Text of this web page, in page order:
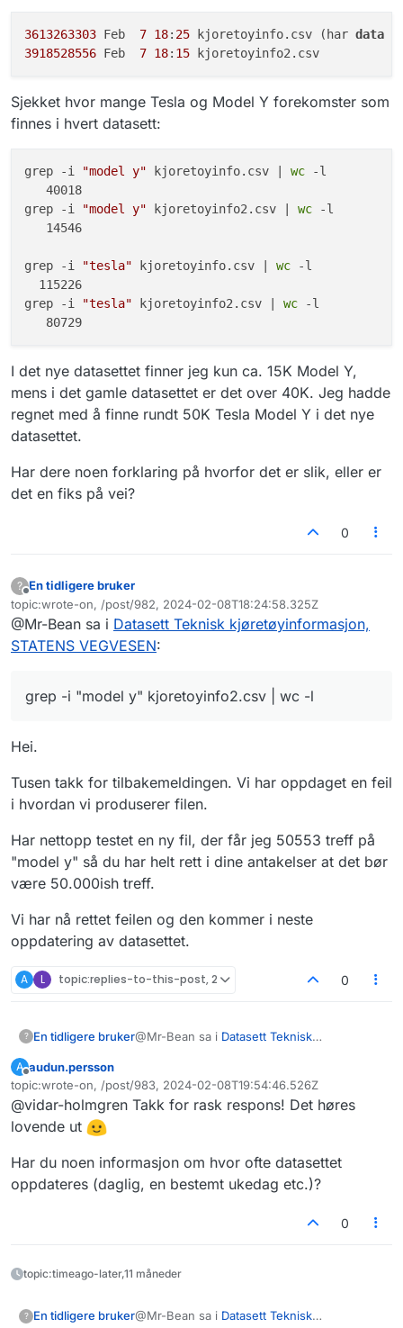
3613263303 Feb 7 18: 25 kjoretoyinfo.csv (har data
3918528556 Feb 7 18: 15
Sjekket hvor mange Tesla og Model Y forekomster som
finnes i hvert datasett:
grep -i "model y" kjoretoyinfo.csv | wc -l
   40018
grep -i
"model y" kjoretoyinfo2.csv | wc -l
   14546
grep -i "tesla" kjoretoyinfo.csv | wc -l
  115226
grep -i
"tesla" kjoretoyinfo2.csv | wc -l
I det nye datasettet finner jeg kun ca. 15K Model Y,
mens i det gamle datasettet er det over 40K. Jeg hadde
regnet med å finne rundt 50K Tesla Model Y i det nye
datasettet.
Har dere noen forklaring på hvorfor det er slik, eller er
det en fiks på vei?
0
?
Frakoblet
En tidligere bruker
topic:wrote-on, /post/982, 2024-02-08T18:24:58.325Z
Sist endret av
@Mr-Bean sa i Datasett Teknisk kjøretøyinformasjon,
STATENS VEGVESEN:
grep -i "model y" kjoretoyinfo2.csv | wc -l
Hei.
Tusen takk for tilbakemeldingen. Vi har oppdaget en feil
i hvordan vi produserer filen.
Har nettopp testet en ny fil, der får jeg 50553 treff på
"model y" så du har helt rett i dine antakelser at det bør
være 50.000ish treff.
Vi har nå rettet feilen og den kommer i neste
oppdatering av datasettet.
A L topic:replies-to-this-post, 2 0
? En tidligere bruker@Mr-Bean sa i Datasett Teknisk
grep -i "model y" kjoretoyinfo2.csv |
wc -l
oppdaget en feil i hvordan vi produserer
filen.
Har nettopp testet en ny fil, der får jeg
dine antakelser at det bør være 50.000ish
Vi har nå rettet feilen og den kommer i
A
Frakoblet
audun.persson
topic:wrote-on, /post/983, 2024-02-08T19:54:46.526Z
Sist endret av
@vidar-holmgren Takk for rask respons! Det høres
lovende ut
Har du noen informasjon om hvor ofte datasettet
oppdateres (daglig, en bestemt ukedag etc.)?
0
topic:timeago-later,11 måneder
? En tidligere bruker@Mr-Bean sa i Datasett Teknisk